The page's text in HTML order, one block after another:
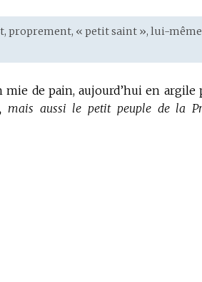
proprement, « petit saint », lui-même
de pain, aujourd’hui en argile
mais aussi le petit peuple de la